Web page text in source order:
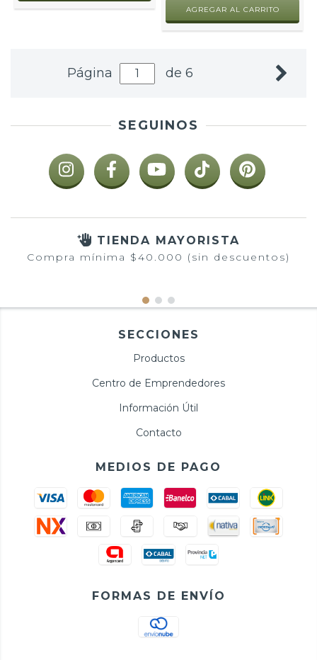
Página de 6
SEGUINOS
TIENDA MAYORISTA
Compra mínima $40.000 (sin descuentos)
SECCIONES
Productos
Centro de Emprendedores
Información Útil
Contacto
MEDIOS DE PAGO
FORMAS DE ENVÍO